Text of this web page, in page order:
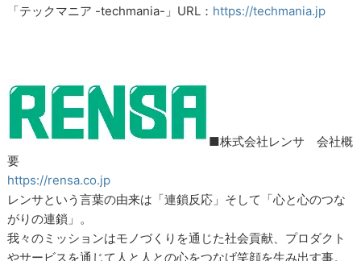
「テックマニア -techmania-」URL： https://techmania.jp
■株式会社レンサ 会社概
要
https://rensa.co.jp
レンサという言葉の由来は「連鎖反応」そして「心と心のつな
がりの連鎖」。
我々のミッションはモノづくりを通じた社会貢献、プロダクト
やサービスを通じて人と人との心をつなげ笑顔を生み出す事。